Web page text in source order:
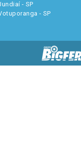
- SP
- SP